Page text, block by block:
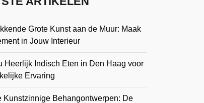
Grote Kunst aan de Muur: Maak
in Jouw Interieur
Heerlijk Indisch Eten in Den Haag voor
Ervaring
Kunstzinnige Behangontwerpen: De